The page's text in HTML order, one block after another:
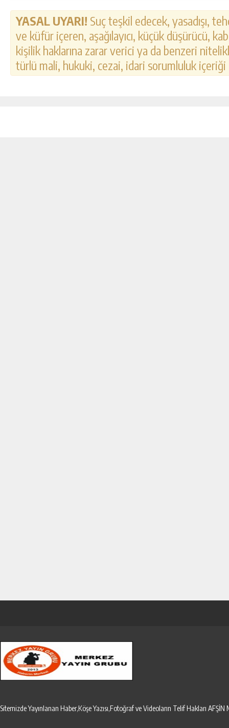
YASAL UYARI! Suç teşkil edecek, yasadışı,
ve küfür içeren, aşağılayıcı, küçük düşürücü,
kişilik haklarına zarar verici ya da benzeri
türlü mali, hukuki, cezai, idari sorumluluk
Sitemizde Yayınlanan Haber,Köşe Yazısı,Fotoğraf ve Videoların Telif Hakları